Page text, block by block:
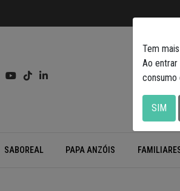
SABOREAL PAPA ANZÓIS
Tem
Ao
consumo
SIM